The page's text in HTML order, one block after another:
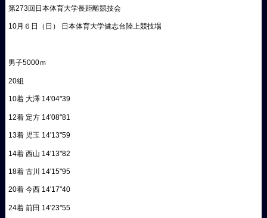
第273回日本体育大学長距離競技会
10月６日（日） 日本体育大学健志台陸上競技場
男子5000ｍ
20組
10着 大澤 14'04"39
12着 定方 14'08"81
13着 児玉 14'13"59
14着 西山 14'13"82
18着 古川 14'15"95
20着 今西 14'17"40
24着 前田 14'23"55